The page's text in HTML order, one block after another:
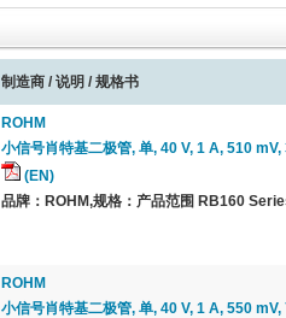
制造商 / 说明 / 规格书
ROHM
小信号肖特基二极管, 单, 40 V, 1 A, 510 mV,
(EN)
品牌：ROHM,规格：产品范围 RB160
ROHM
小信号肖特基二极管, 单, 40 V, 1 A, 550 mV,